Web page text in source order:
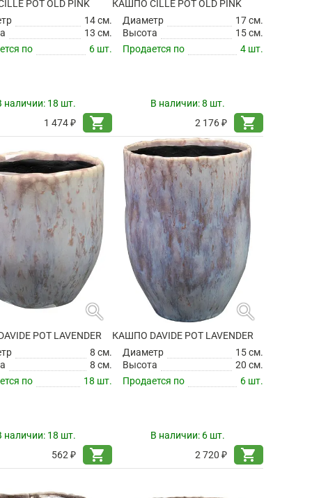
POT OLD PINK
14 см.
13 см.
по
6 шт.
наличии: 18 шт.
1 474 ₽
shopping_cart
КАШПО CILLE POT OLD PINK
Диаметр
17 см.
Высота
15 см.
Продается по
4 шт.
В наличии:8 шт.
2 176 ₽
shopping_cart
search
POT LAVENDER
8 см.
8 см.
по
18 шт.
наличии: 18 шт.
562 ₽
shopping_cart
search
КАШПО DAVIDE POT LAVENDER
Диаметр
15 см.
Высота
20 см.
Продается по
6 шт.
В наличии: 6 шт.
2 720 ₽
shopping_cart